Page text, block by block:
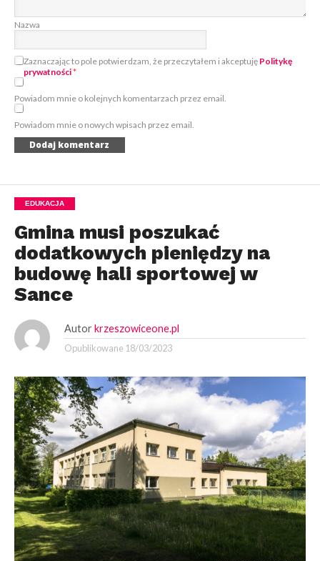
Nazwa
Zaznaczając to pole potwierdzam, że przeczytałem i akceptuję Politykę
prywatności*
Powiadom mnie o kolejnych komentarzach przez email.
Powiadom mnie o nowych wpisach przez email.
EDUKACJA
Gmina musi poszukać
dodatkowych pieniędzy na
budowę hali sportowej w
Sance
Autor krzeszowiceone.pl
Opublikowane 18/03/2023